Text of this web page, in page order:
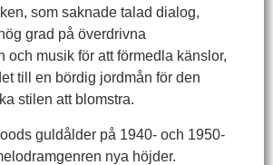
som saknade talad dialog,
grad på överdrivna
och musik för att förmedla känslor,
till en bördig jordmån för den
stilen att blomstra.
guldålder på 1940- och 1950-
nya höjder.